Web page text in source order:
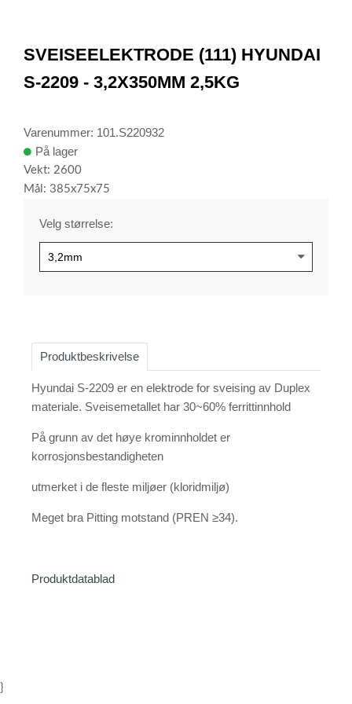
of
1
SVEISEELEKTRODE (111) HYUNDAI
S-2209 - 3,2X350MM 2,5KG
Varenummer: 101.S220932
På lager
Vekt: 2600
Mål: 385x75x75
Velg størrelse:
Produktbeskrivelse
Hyundai S-2209 er en elektrode for sveising av Duplex
materiale. Sveisemetallet har 30~60% ferrittinnhold
På grunn av det høye krominnholdet er
korrosjonsbestandigheten
utmerket i de fleste miljøer (kloridmiljø)
Meget bra Pitting motstand (PREN ≥34).
Produktdatablad
}